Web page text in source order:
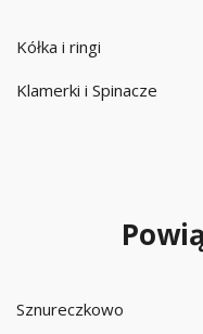
Kółka i ringi
Klamerki i Spinacze
Sznureczkowo